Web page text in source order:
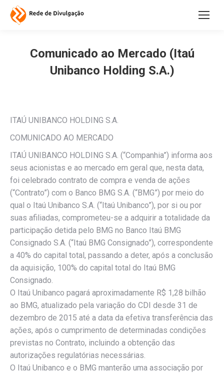
Comunicado ao Mercado (Itaú
Unibanco Holding S.A.)
ITAÚ UNIBANCO HOLDING S.A.
COMUNICADO AO MERCADO
ITAÚ UNIBANCO HOLDING S.A. (“Companhia”) informa aos
seus acionistas e ao mercado em geral que, nesta data,
foi celebrado contrato de compra e venda de ações
(“Contrato”) com o Banco BMG S.A. (“BMG”) por meio do
qual o Itaú Unibanco S.A. (“Itaú Unibanco”), por si ou por
suas afiliadas, comprometeu-se a adquirir a totalidade da
participação detida pelo BMG no Banco Itaú BMG
Consignado S.A. (“Itaú BMG Consignado”), correspondente
a 40% do capital total, passando a deter, após a conclusão
da aquisição, 100% do capital total do Itaú BMG
Consignado.
O Itaú Unibanco pagará aproximadamente R$ 1,28 bilhão
ao BMG, atualizado pela variação do CDI desde 31 de
dezembro de 2015 até a data da efetiva transferência das
ações, após o cumprimento de determinadas condições
previstas no Contrato, incluindo a obtenção das
autorizações regulatórias necessárias.
O Itaú Unibanco e o BMG manterão uma associação por